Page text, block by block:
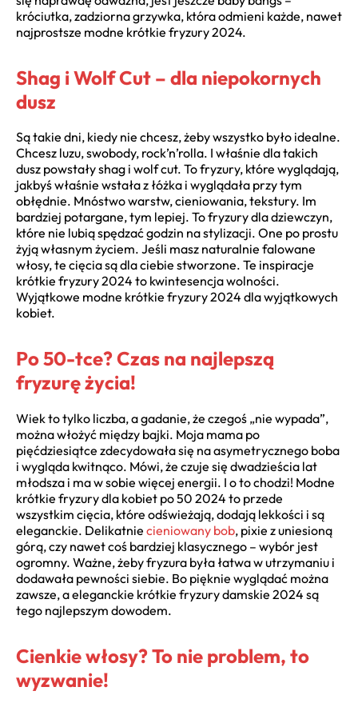
króciutka, zadziorna grzywka, która odmieni każde, nawet
najprostsze modne krótkie fryzury 2024.
Shag i Wolf Cut – dla niepokornych
dusz
Są takie dni, kiedy nie chcesz, żeby wszystko było idealne.
Chcesz luzu, swobody, rock’n’rolla. I właśnie dla takich
dusz powstały shag i wolf cut. To fryzury, które wyglądają,
jakbyś właśnie wstała z łóżka i wyglądała przy tym
obłędnie. Mnóstwo warstw, cieniowania, tekstury. Im
bardziej potargane, tym lepiej. To fryzury dla dziewczyn,
które nie lubią spędzać godzin na stylizacji. One po prostu
żyją własnym życiem. Jeśli masz naturalnie falowane
włosy, te cięcia są dla ciebie stworzone. Te inspiracje
krótkie fryzury 2024 to kwintesencja wolności.
Wyjątkowe modne krótkie fryzury 2024 dla wyjątkowych
kobiet.
Po 50-tce? Czas na najlepszą
fryzurę życia!
Wiek to tylko liczba, a gadanie, że czegoś „nie wypada”,
można włożyć między bajki. Moja mama po
pięćdziesiątce zdecydowała się na asymetrycznego boba
i wygląda kwitnąco. Mówi, że czuje się dwadzieścia lat
młodsza i ma w sobie więcej energii. I o to chodzi! Modne
krótkie fryzury dla kobiet po 50 2024 to przede
wszystkim cięcia, które odświeżają, dodają lekkości i są
eleganckie. Delikatnie cieniowany bob, pixie z uniesioną
górą, czy nawet coś bardziej klasycznego – wybór jest
ogromny. Ważne, żeby fryzura była łatwa w utrzymaniu i
dodawała pewności siebie. Bo pięknie wyglądać można
zawsze, a eleganckie krótkie fryzury damskie 2024 są
tego najlepszym dowodem.
Cienkie włosy? To nie problem, to
wyzwanie!